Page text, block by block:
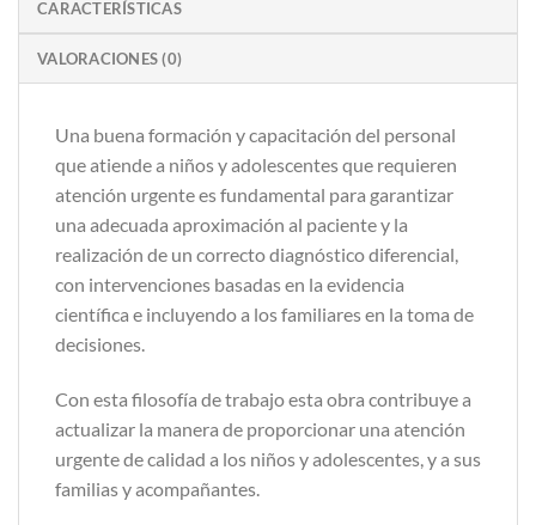
CARACTERÍSTICAS
VALORACIONES (0)
Una buena formación y capacitación del personal
que atiende a niños y adolescentes que requieren
atención urgente es fundamental para garantizar
una adecuada aproximación al paciente y la
realización de un correcto diagnóstico diferencial,
con intervenciones basadas en la evidencia
científica e incluyendo a los familiares en la toma de
decisiones.
Con esta filosofía de trabajo esta obra contribuye a
actualizar la manera de proporcionar una atención
urgente de calidad a los niños y adolescentes, y a sus
familias y acompañantes.